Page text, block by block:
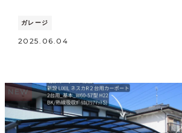
ガレージ
2025.06.04
NEW